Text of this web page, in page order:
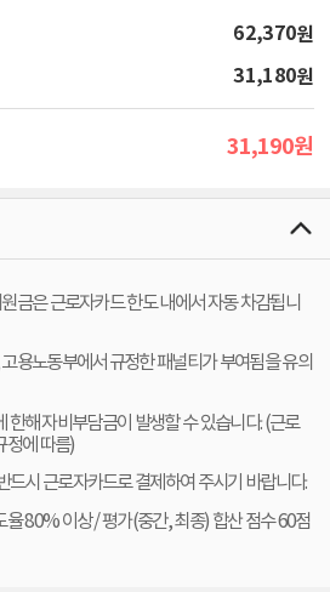
62,370원
31,180원
31,190원
금은 근로자카드 한도 내에서 자동 차감됩니
용노동부에서 규정한 패널티가 부여됨을 유의
한해 자비부담금이 발생할 수 있습니다. (근로
정에 따름)
드시 근로자카드로 결제하여 주시기 바랍니다.
80% 이상 / 평가(중간, 최종) 합산 점수 60점